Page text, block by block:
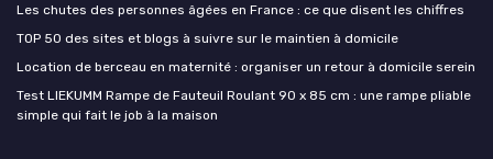
Les chutes des personnes âgées en France : ce que disent les chiffres
TOP 50 des sites et blogs à suivre sur le maintien à domicile
Location de berceau en maternité : organiser un retour à domicile serein
Test LIEKUMM Rampe de Fauteuil Roulant 90 x 85 cm : une rampe pliable
simple qui fait le job à la maison